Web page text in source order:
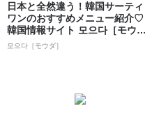
日本と全然違う！韓国サーティ
ワンのおすすめメニュー紹介♡ |
韓国情報サイト 모으다［モウ
ダ］
모으다［モウダ］